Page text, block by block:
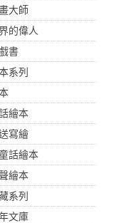
大師
的偉人
書
系列
繪本
寫繪
話繪本
繪本
系列
文庫